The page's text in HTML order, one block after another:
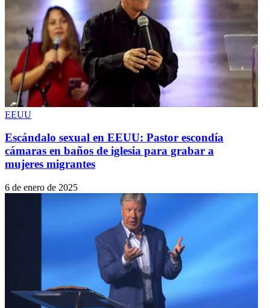
EEUU
Escándalo sexual en EEUU: Pastor escondía
cámaras en baños de iglesia para grabar a
mujeres migrantes
6 de enero de 2025